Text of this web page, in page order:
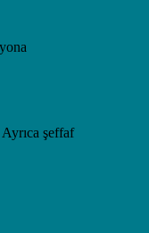
şeffaf